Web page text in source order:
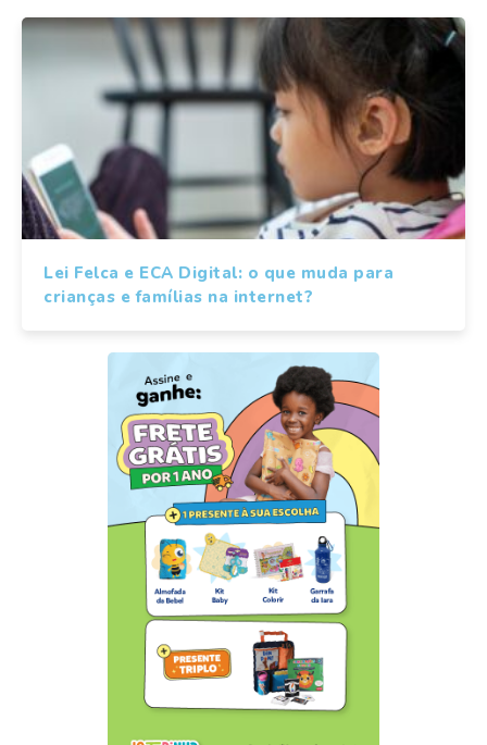
Lei Felca e ECA Digital: o que muda para
crianças e famílias na internet?